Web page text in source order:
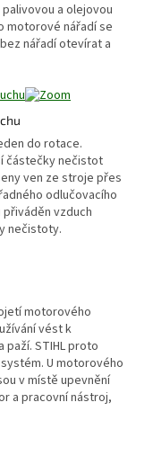
a olejovou
motorové nářadí se
nářadí otevírat a
do rotace.
částečky nečistot
ven ze stroje přes
odlučovacího
vzduch
nečistoty.
motorového
vést k
STIHL proto
U motorového
v místě upevnění
a pracovní nástroj,